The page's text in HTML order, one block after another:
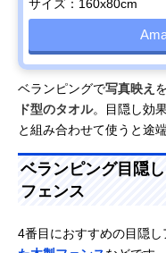
サイズ：160x80cm
ベランピングで写真映え
ド型のタオル。目隠し効
と組み合わせて使うと途
ベランピング目隠
フェンス
4番目におすすめの目隠し